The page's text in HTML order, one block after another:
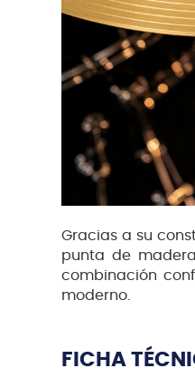
Gracias a su
punta de
combinación
moderno.
FICHA